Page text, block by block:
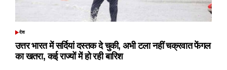
POSTED
देश
उत्तर भारत में सर्दियां दस्तक दे चुकी, अभी टला नहीं चक्रवात फेंगल
का खतरा, कई राज्यों में हो रही बारिश